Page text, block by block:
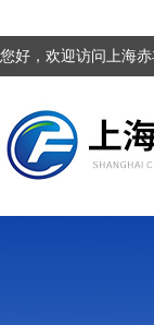
您好，欢迎访问上海